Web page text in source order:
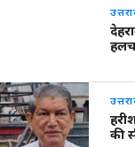
की